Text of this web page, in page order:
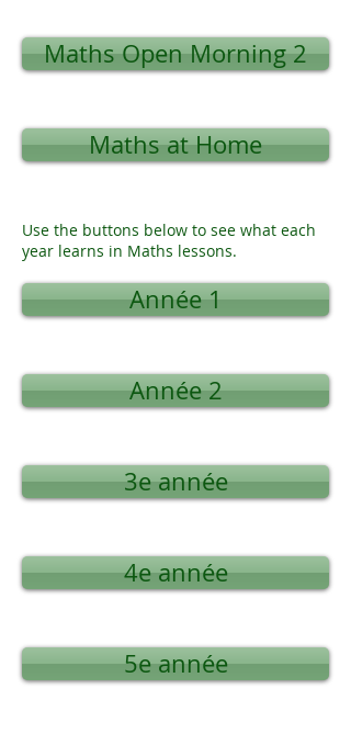
Maths Open Morning 2
Maths at Home
Use the buttons below to see what each
year learns in Maths lessons.
Année 1
Année 2
3e année
4e année
5e année